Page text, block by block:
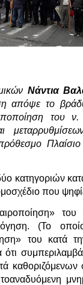
Νάντια
απόψε το
του
κατηγοριών
που
του
(Το
του κατά
καθοριζόμενων